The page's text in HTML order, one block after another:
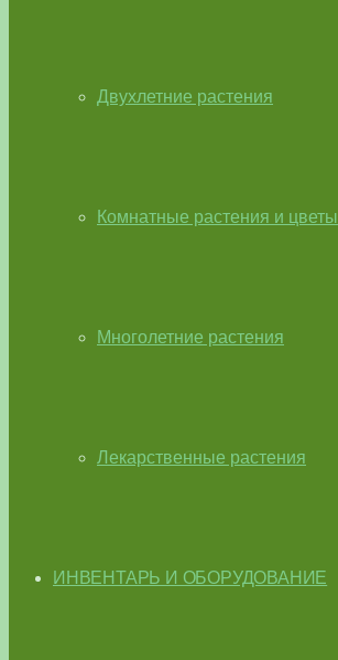
Двухлетние растения
Комнатные растения и цветы
Многолетние растения
Лекарственные растения
ИНВЕНТАРЬ И ОБОРУДОВАНИЕ